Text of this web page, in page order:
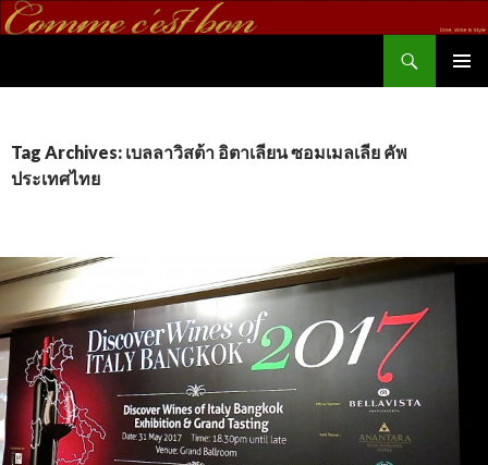
Tag Archives: เบลลาวิสต้า อิตาเลียน ซอมเมลเลีย คัพ
ประเทศไทย